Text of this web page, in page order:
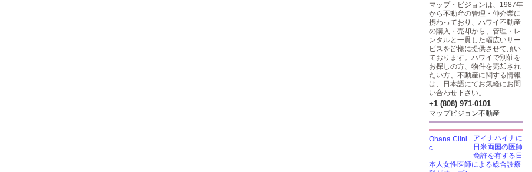
マップ・ビジョンは、1987年
から不動産の管理・仲介業に
携わっており、ハワイ不動産
の購入・売却から、管理・レ
ンタルと一貫した幅広いサー
ビスを皆様に提供させて頂い
ております。ハワイで別荘を
お探しの方、物件を売却され
たい方、不動産に関する情報
は、日本語にてお気軽にお問
い合わせ下さい。
+1 (808) 971-0101
マップビジョン不動産
アイナハイナに
日米両国の医師
免許を有する日
本人女性医師による総合診療